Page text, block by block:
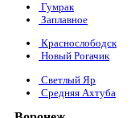
Гумрак
Заплавное
Краснослободск
Новый Рогачик
Светлый Яр
Средняя Ахтуба